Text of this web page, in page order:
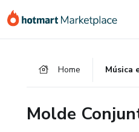
para
para
para
Home Música
Molde